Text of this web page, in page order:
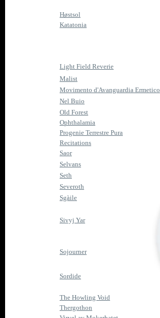
Høstsol
Katatonia
Light Field Reverie
Malist
Movimento d'Avanguardia Ermetico
Nel Buio
Old Forest
Ophthalamia
Progenie Terrestre Pura
Recitations
Saor
Selvans
Seth
Severoth
Sgàile
Sivyj Yar
Sojourner
Sordide
The Howling Void
Thergothon